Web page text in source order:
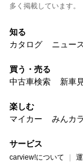
多く掲載しています。
知る
カタログ
ニュース
買う・売る
中古車検索
新車
楽しむ
マイカー
みんカラ
サービス
carview!について